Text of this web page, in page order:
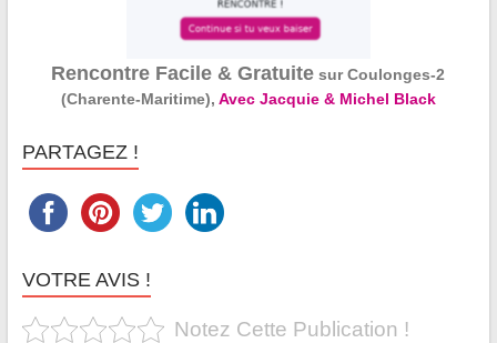
Rencontre Facile & Gratuite sur Coulonges-2
(Charente-Maritime), Avec Jacquie & Michel Black
PARTAGEZ !
VOTRE AVIS !
Notez Cette Publication !